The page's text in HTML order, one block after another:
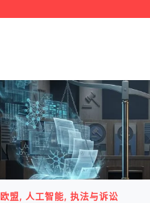
欧盟, 人工智能, 执法与诉讼